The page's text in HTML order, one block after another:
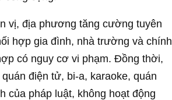
vị, địa phương tăng cường tuyên
hợp gia đình, nhà trường và chính
có nguy cơ vi phạm. Đồng thời,
điện tử, bi-a, karaoke, quán
pháp luật, không hoạt động